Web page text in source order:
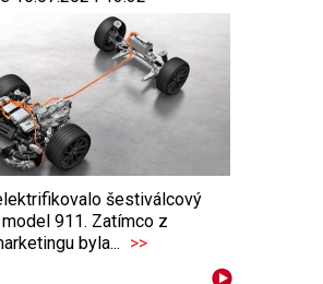
šestiválcový
911. Zatímco z
byla... >>